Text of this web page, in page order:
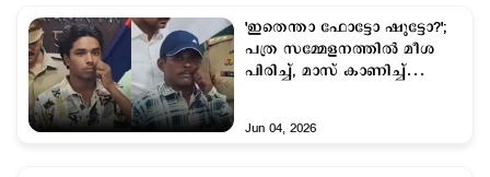
'ഇതെന്താ ഫോട്ടോ ഷൂട്ടോ?';
പത്ര സമ്മേളനത്തില്‍ മീശ
പിരിച്ച്, മാസ് കാണിച്ച്
Jun 04, 2026